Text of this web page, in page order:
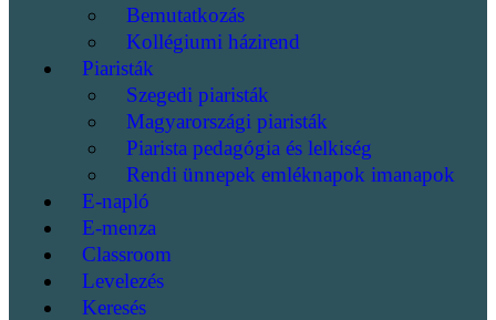
Bemutatkozás
Kollégiumi házirend
Piaristák
Szegedi piaristák
Magyarországi piaristák
Piarista pedagógia és lelkiség
Rendi ünnepek emléknapok imanapok
E-napló
E-menza
Classroom
Levelezés
Keresés